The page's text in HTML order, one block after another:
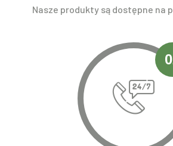
Nasze produkty są dostępne na